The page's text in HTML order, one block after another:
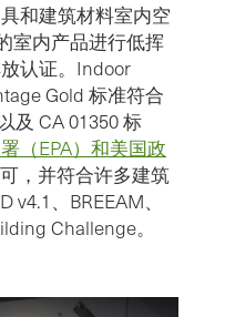
和建筑材料室内空
室内产品进行低挥
认证。Indoor
Gold 标准符合
及 CA 01350 标
（EPA）和美国政
，并符合许多建筑
、BREEAM、
Challenge。